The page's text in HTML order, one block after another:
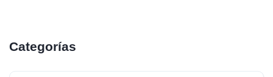
Categorías